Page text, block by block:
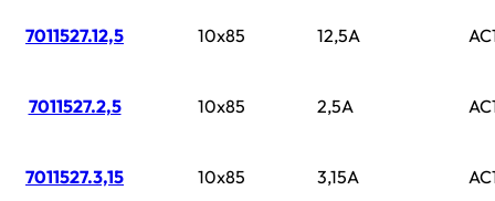
7011527.12,5 10x85 12,5A
7011527.2,5 10x85 2,5A
7011527.3,15 10x85 3,15A